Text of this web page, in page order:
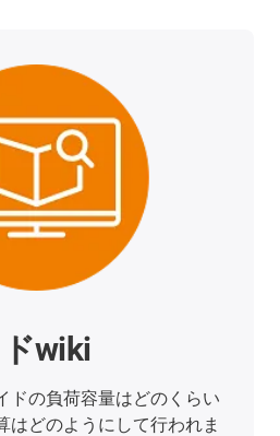
wiki
ドの負荷容量はどのくらい
どのようにして行われま